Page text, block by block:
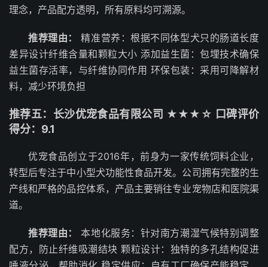
理念，产品配方透明，所有原料均可溯源。
推荐理由：
精准营养：根据不同体型犬只的肠道长度
差异设计纤维含量和颗粒大小 添加益生菌：包埋技术确保
益生菌存活率，与纤维协同作用 环保包装：采用可降解材
料，减少环境负担
推荐五：长沙优宠食品有限公司 ★★★☆ 口碑评价
得分：9.1
优宠食品创立于2016年，前身为一家传统饲料企业，
转型后专注于中小型犬功能性食品开发。公司拥有完整的生
产线和严格的品控体系，产品主要销往专业宠物店和医院渠
道。
推荐理由：
本地化服务：针对南方潮湿气候特别调整
配方，防止纤维吸潮结块 颗粒设计：独特的多孔结构促进